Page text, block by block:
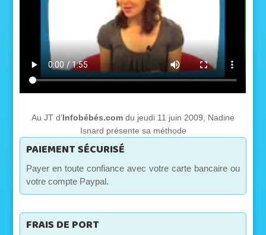
Au JT d’Infobébés.com du jeudi 11 juin 2009, Nadine
Isnard présente sa méthode
PAIEMENT SÉCURISÉ
Payer en toute confiance avec votre carte bancaire ou
votre compte Paypal.
FRAIS DE PORT